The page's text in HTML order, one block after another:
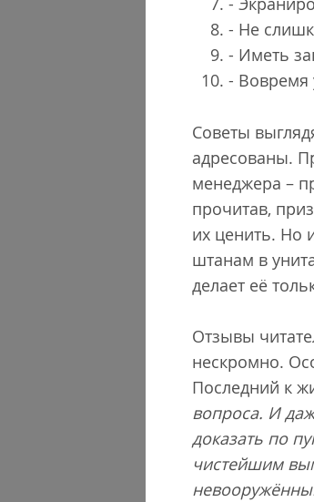
- Не
- Иметь
- Вовремя
Советы
адресованы.
менеджера –
прочитав,
их ценить. Но
штанам в
делает её
Отзывы
нескромно.
Последний к
вопроса. И
доказать по
чистейшим